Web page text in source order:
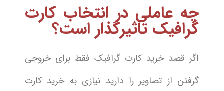
چه عاملی در انتخاب کارت
گرافیک تاثیرگذار است؟
اگر قصد خرید کارت گرافیک فقط برای خروجی
گرفتن از تصاویر را دارید نیازی به خرید کارت